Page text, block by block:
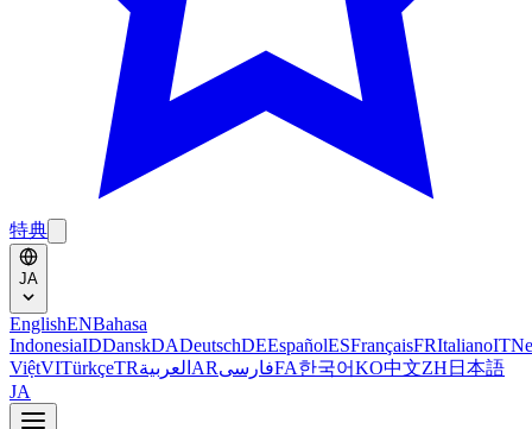
特典
JA
EnglishENBahasa
IndonesiaIDDanskDADeutschDEEspañolESFrançaisFRItalianoIT
ViệtVITürkçeTRالعربية ARفارسیFA한국어KO中文ZH 日本語
JA